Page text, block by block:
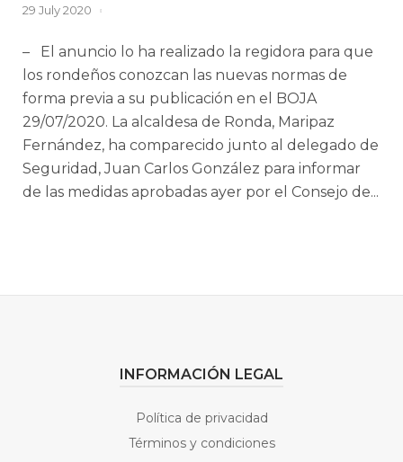
29 July 2020
– El anuncio lo ha realizado la regidora para que
los rondeños conozcan las nuevas normas de
forma previa a su publicación en el BOJA
29/07/2020. La alcaldesa de Ronda, Maripaz
Fernández, ha comparecido junto al delegado de
Seguridad, Juan Carlos González para informar
de las medidas aprobadas ayer por el Consejo de...
INFORMACIÓN LEGAL
Política de privacidad
Términos y condiciones